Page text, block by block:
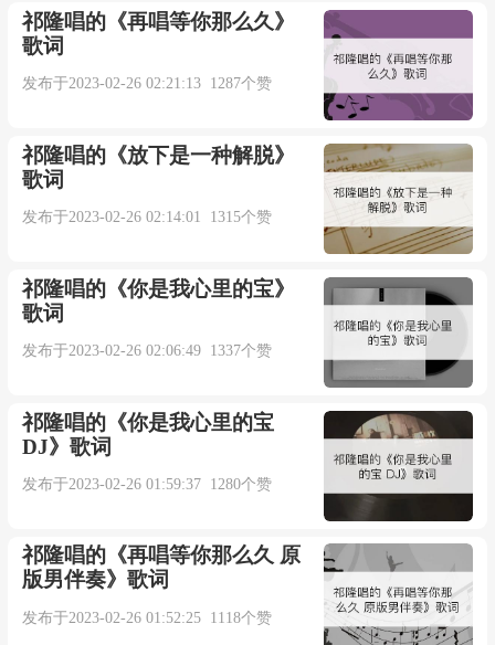
我已经没有什么话对你说
不知道你不喜欢我
爱你是很多勇气我知道我可以
想的太多反而不能够自己
回忆你们在空气中是如此甜蜜
还不能够让你动心
你和我都愿意活在同样的空气里
你却喜欢偶尔不呼吸
祁隆唱的《再唱等你那么久》
歌词
发布于2023-02-26 02:21:13 1287个赞
祁隆唱的《放下是一种解脱》
歌词
发布于2023-02-26 02:14:01 1315个赞
祁隆唱的《你是我心里的宝》
歌词
发布于2023-02-26 02:06:49 1337个赞
祁隆唱的《你是我心里的宝
DJ》歌词
发布于2023-02-26 01:59:37 1280个赞
祁隆唱的《再唱等你那么久 原
版男伴奏》歌词
发布于2023-02-26 01:52:25 1118个赞